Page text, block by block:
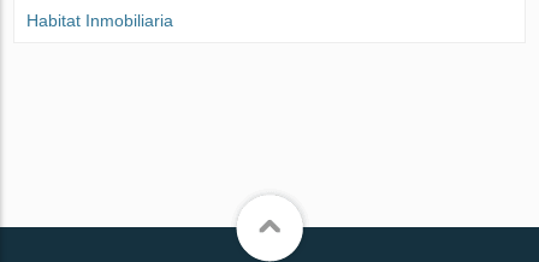
Habitat Inmobiliaria